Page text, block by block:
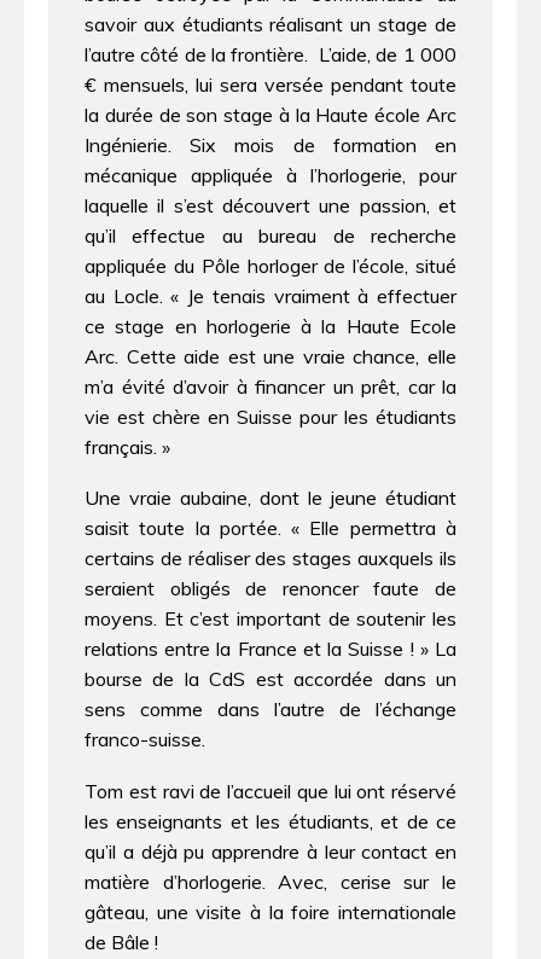
savoir aux étudiants réalisant un stage de
l’autre côté de la frontière. L’aide, de 1 000
€ mensuels, lui sera versée pendant toute
la durée de son stage à la Haute école Arc
Ingénierie. Six mois de formation en
mécanique appliquée à l’horlogerie, pour
laquelle il s’est découvert une passion, et
qu’il effectue au bureau de recherche
appliquée du Pôle horloger de l’école, situé
au Locle. « Je tenais vraiment à effectuer
ce stage en horlogerie à la Haute Ecole
Arc. Cette aide est une vraie chance, elle
m’a évité d’avoir à financer un prêt, car la
vie est chère en Suisse pour les étudiants
français. »
Une vraie aubaine, dont le jeune étudiant
saisit toute la portée. « Elle permettra à
certains de réaliser des stages auxquels ils
seraient obligés de renoncer faute de
moyens. Et c’est important de soutenir les
relations entre la France et la Suisse ! » La
bourse de la CdS est accordée dans un
sens comme dans l’autre de l’échange
franco-suisse.
Tom est ravi de l’accueil que lui ont réservé
les enseignants et les étudiants, et de ce
qu’il a déjà pu apprendre à leur contact en
matière d’horlogerie. Avec, cerise sur le
gâteau, une visite à la foire internationale
de Bâle !